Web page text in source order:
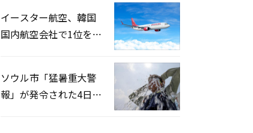
イースター航空、韓国
国内航空会社で1位を記
ソウル市「猛暑重大警
報」が発令された4日、